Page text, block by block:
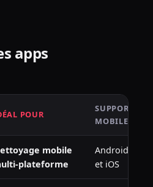
apps
POUR
SUPPORT
MOBILE
mobile
plateforme
Android
et iOS